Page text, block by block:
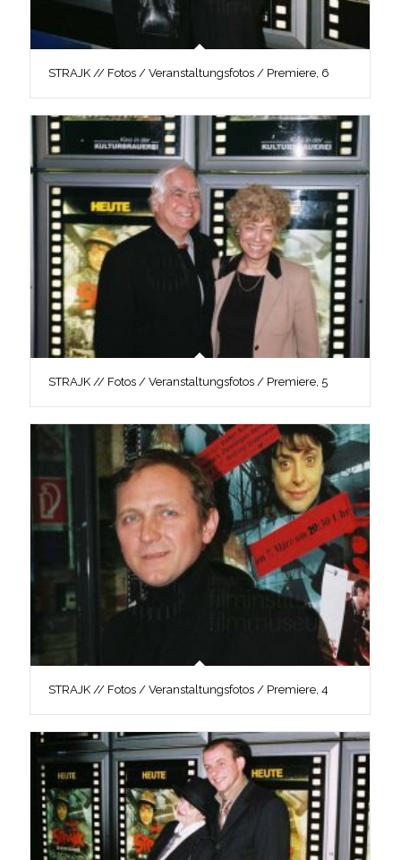
STRAJK // Fotos / Veranstaltungsfotos / Premiere, 6
STRAJK // Fotos / Veranstaltungsfotos / Premiere, 5
STRAJK // Fotos / Veranstaltungsfotos / Premiere, 4